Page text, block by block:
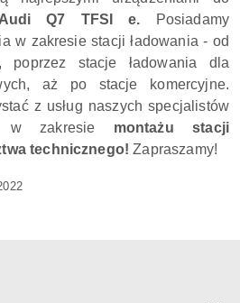
Audi Q7 TFSI e.
Posiadamy
w zakresie stacji ładowania - od
poprzez stacje ładowania dla
aż po stacje komercyjne.
z usług naszych specjalistów
w zakresie montażu stacji
technicznego! Zapraszamy!